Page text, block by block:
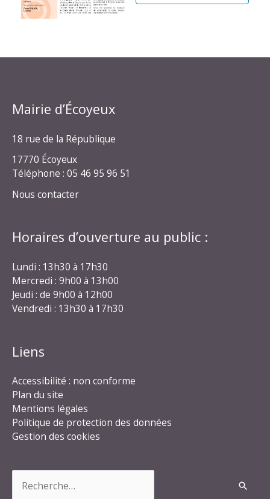
Mairie d’Écoyeux
18 rue de la République
17770 Écoyeux
Téléphone : 05 46 95 96 51
Nous contacter
Horaires d’ouverture au public :
Lundi : 13h30 à 17h30
Mercredi : 9h00 à 13h00
Jeudi : de 9h00 à 12h00
Vendredi : 13h30 à 17h30
Liens
Accessibilité : non conforme
Plan du site
Mentions légales
Politique de protection des données
Gestion des cookies